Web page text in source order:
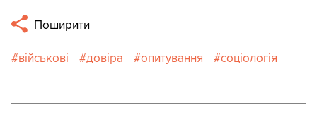
Поширити
військові довіра опитування соціологія